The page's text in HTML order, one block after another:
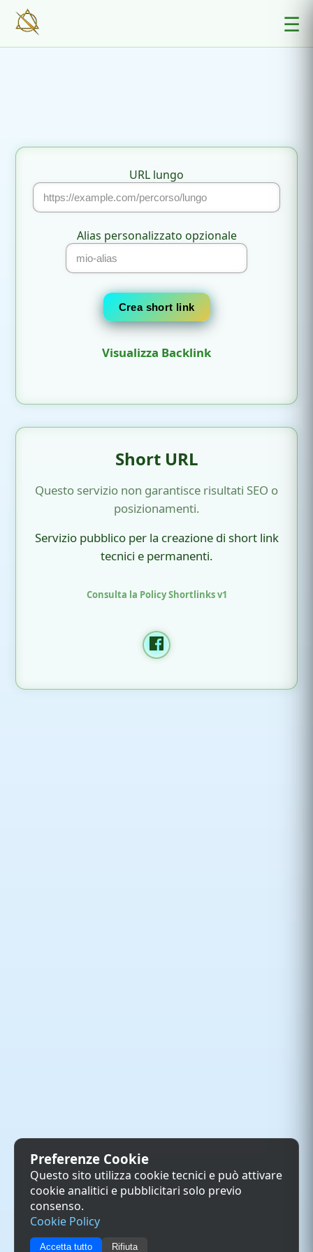
☰
Preferenze Cookie
Questo sito utilizza cookie tecnici e può attivare
cookie analitici e pubblicitari solo previo
consenso.
Cookie Policy
Accetta tutto Rifiuta
URL lungo
Alias personalizzato opzionale
Crea short link
Visualizza Backlink
Short URL
Questo servizio non garantisce risultati SEO o
posizionamenti.
Servizio pubblico per la creazione di short link
tecnici e permanenti.
Consulta la Policy Shortlinks v1